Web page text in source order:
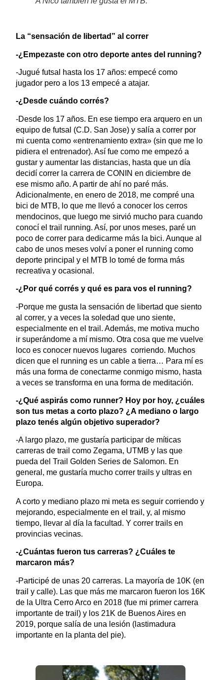
La “sensación de libertad” al correr
-¿Empezaste con otro deporte antes del running?
-Jugué futsal hasta los 17 años: empecé como
jugador pero a los 13 empecé a atajar.
-¿Desde cuándo corrés?
-Desde los 17 años. En ese tiempo era arquero en un
equipo de futsal (C.D. San Jose) y salía a correr por
mi cuenta como «entrenamiento extra» (sin que me lo
pidiera el entrenador). Así fue como me empezó a
gustar y aumentar las distancias, hasta que un día
decidí correr la carrera de CONIN en diciembre de
ese mismo año. A partir de ahí no paré más.
Adicionalmente, en enero de 2018, me compré una
bici de MTB, lo que me llevó a conocer los cerros
mendocinos, que luego me sirvió mucho para cuando
conocí el trail running. Así, por unos meses, paré un
poco de correr para dedicarme más la bici. Aunque al
cabo de unos meses volví a poner el running como
deporte principal y el MTB lo tomé de forma más
recreativa y ocasional.
-¿Por qué corrés y qué es para vos el running?
-Porque me gusta la sensación de libertad que siento
al correr, y a veces la soledad que uno siente,
especialmente en el trail. Además, me motiva mucho
ir superándome a mí mismo. Otra cosa que me vuelve
loco es conocer nuevos lugares corriendo. Muchos
dicen que el running es un cable a tierra… Para mí es
más una forma de conectarme conmigo mismo, hasta
a veces se transforma en una forma de meditación.
-¿Qué aspirás como runner? Hoy por hoy, ¿cuáles
son tus metas a corto plazo? ¿A mediano o largo
plazo tenés algún objetivo superador?
-A largo plazo, me gustaría participar de míticas
carreras de trail como Zegama, UTMB y las que
pueda del Trail Golden Series de Salomon. En
general, me gustaría mucho correr trails y ultras en
Europa.
A corto y mediano plazo mi meta es seguir corriendo y
mejorando, especialmente en el trail, y, al mismo
tiempo, llevar al día la facultad. Y correr trails en
provincias vecinas.
-¿Cuántas fueron tus carreras? ¿Cuáles te
marcaron más?
-Participé de unas 20 carreras. La mayoría de 10K (en
trail y calle). Las que más me marcaron fueron los 16K
de la Ultra Cerro Arco en 2018 (fue mi primer carrera
importante de trail) y los 21K de Buenos Aires en
2019, porque salía de una lesión (lastimadura
importante en la planta del pie).